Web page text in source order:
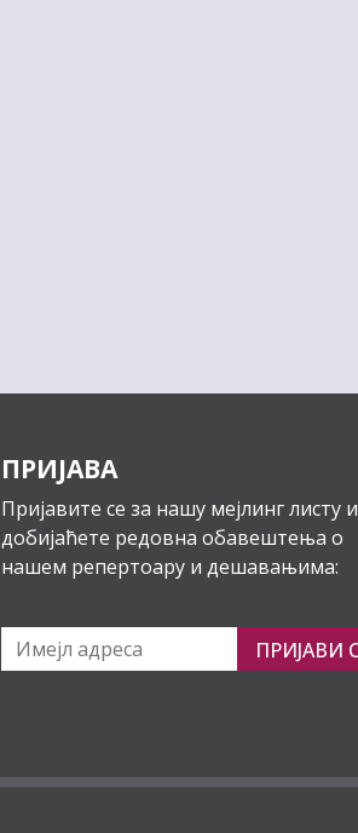
ПРИЈАВА
Пријавите се за нашу мејлинг листу и
добијаћете редовна обавештења о
нашем репертоару и дешавањима:
ПРИЈАВИ